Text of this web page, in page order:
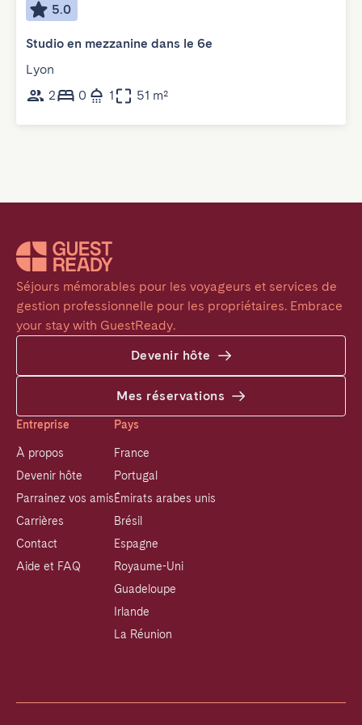
5.0
Studio en mezzanine dans le 6e
Lyon
2
0 1 51 m²
Séjours mémorables pour les voyageurs et services de
gestion professionnelle pour les propriétaires. Embrace
your stay with GuestReady.
Devenir hôte
Mes réservations
Entreprise
À propos
Devenir hôte
Parrainez vos amis
Carrières
Contact
Aide et FAQ
Pays
France
Portugal
Émirats arabes unis
Brésil
Espagne
Royaume-Uni
Guadeloupe
Irlande
La Réunion